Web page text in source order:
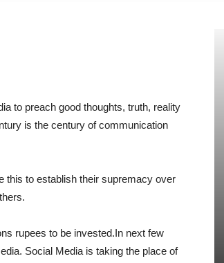
to preach good thoughts, truth, reality
is the century of communication
this to establish their supremacy over
rupees to be invested.In next few
Social Media is taking the place of